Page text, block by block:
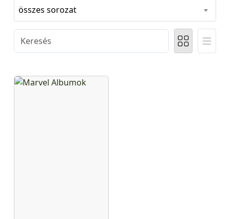
összes sorozat